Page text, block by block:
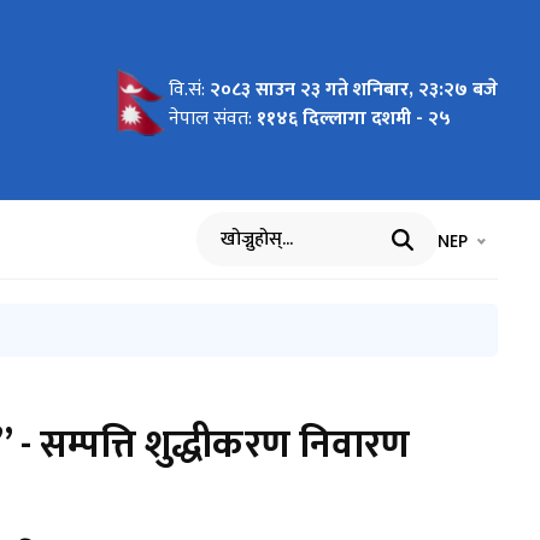
वि.सं: २०८३ साउन २३ गते शनिबार, २३:२७ बजे
नेपाल संवत: ११४६ दिल्लागा दशमी - २५
खोज्नुहोस् भाषा चयन
NEP
- सम्पत्ति शुद्धीकरण निवारण